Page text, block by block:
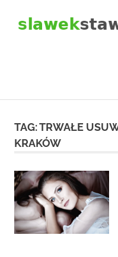
TAG:TRWAŁE
KRAKÓW